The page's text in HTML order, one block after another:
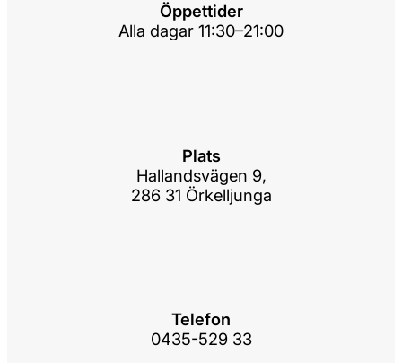
Öppettider
Alla dagar 11:30–21:00
Plats
Hallandsvägen 9,
286 31 Örkelljunga
Telefon
0435-529 33